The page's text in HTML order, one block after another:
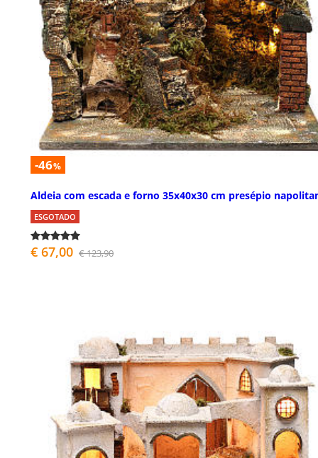
-46%
Aldeia com escada e forno 35x40x30 cm presépio
ESGOTADO
€ 67,00 € 123,90